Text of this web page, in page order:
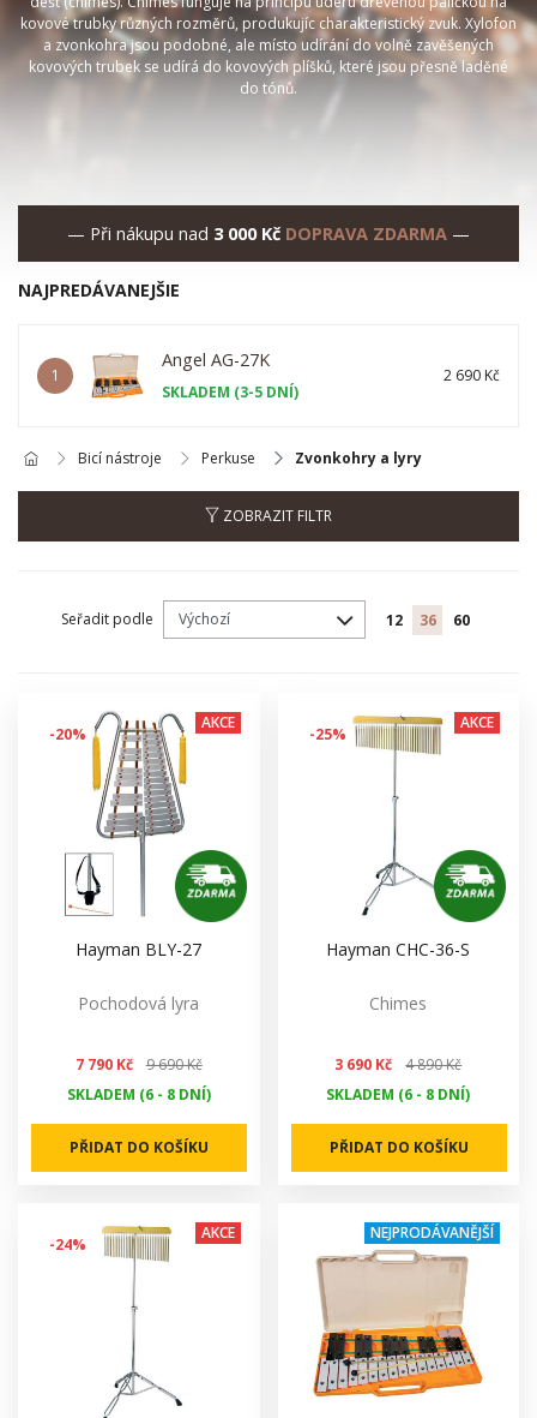
kovové trubky různých rozměrů, produkujíc charakteristický zvuk. Xylofon
a zvonkohra jsou podobné, ale místo udírání do volně zavěšených
kovových trubek se udírá do kovových plíšků, které jsou přesně laděné
do tónů.
— Při nákupu nad 3 000 Kč DOPRAVA ZDARMA —
NAJPREDÁVANEJŠIE
1
Angel AG-27K
SKLADEM (3-5 DNÍ)
2 690 Kč
Bicí nástroje Perkuse Zvonkohry a lyry
ZOBRAZIT FILTR
Seřadit podle 12 36 60
-20%
AKCE
Hayman BLY-27
Pochodová lyra
7 790 Kč
9 690 Kč
SKLADEM (6 - 8 DNÍ)
PŘIDAT DO KOŠÍKU
-25%
AKCE
Hayman CHC-36-S
Chimes
3 690 Kč
4 890 Kč
SKLADEM (6 - 8 DNÍ)
PŘIDAT DO KOŠÍKU
-24%
AKCE NEJPRODÁVANĚJŠÍ